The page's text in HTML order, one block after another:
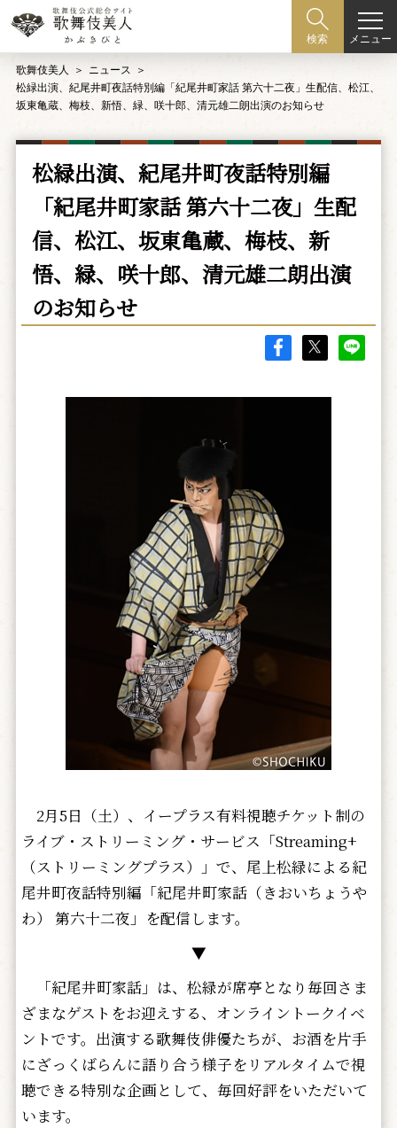
検索 メニュー
歌舞伎美人
ニュース
松緑出演、紀尾井町夜話特別編「紀尾井町家話 第六十二夜」生配信、松江、
坂東亀蔵、梅枝、新悟、緑、咲十郎、清元雄二朗出演のお知らせ
松緑出演、紀尾井町夜話特別編
「紀尾井町家話 第六十二夜」生配
信、松江、坂東亀蔵、梅枝、新
悟、緑、咲十郎、清元雄二朗出演
のお知らせ
2月5日（土）、イープラス有料視聴チケット制の
ライブ・ストリーミング・サービス「Streaming+
（ストリーミングプラス）」で、尾上松緑による紀
尾井町夜話特別編「紀尾井町家話（きおいちょうや
わ） 第六十二夜」を配信します。
▼
「紀尾井町家話」は、松緑が席亭となり毎回さま
ざまなゲストをお迎えする、オンライントークイベ
ントです。出演する歌舞伎俳優たちが、お酒を片手
にざっくばらんに語り合う様子をリアルタイムで視
聴できる特別な企画として、毎回好評をいただいて
います。